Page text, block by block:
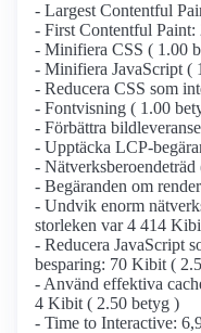
- Largest Contentful
- First Contentful Paint:
- Minifiera CSS ( 1.00
- Minifiera JavaScript (
- Reducera CSS som
- Fontvisning ( 1.00
- Förbättra
- Upptäcka LCP-
-
- Begäranden om
- Undvik enorm
storleken var 4 414
- Reducera JavaScript
besparing: 70 Kibit (
- Använd effektiva
4 Kibit ( 2.50 betyg )
- Time to Interactive: